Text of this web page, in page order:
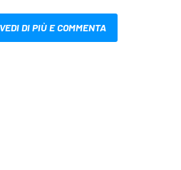
VEDI DI PIÙ E COMMENTA